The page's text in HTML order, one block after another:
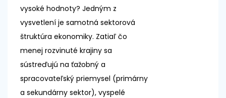
vysoké hodnoty? Jedným z
vysvetlení je samotná sektorová
štruktúra ekonomiky. Zatiaľ čo
menej rozvinuté krajiny sa
sústreďujú na ťažobný a
spracovateľský priemysel (primárny
a sekundárny sektor), vyspelé